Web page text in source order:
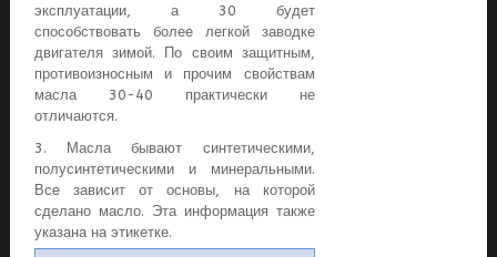
эксплуатации, а 30 будет
способствовать более легкой заводке
двигателя зимой. По своим защитным,
противоизносным и прочим свойствам
масла 30-40 практически не
отличаются.
3. Масла бывают синтетическими,
полусинтетическими и минеральными.
Все зависит от основы, на которой
сделано масло. Эта информация также
указана на этикетке.